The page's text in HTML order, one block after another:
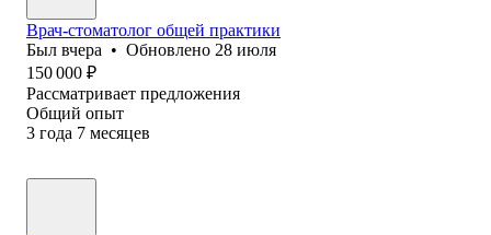
Врач-стоматолог общей практики
Был вчера • Обновлено 28 июля
150 000 ₽
Рассматривает предложения
Общий опыт
3 года 7 месяцев